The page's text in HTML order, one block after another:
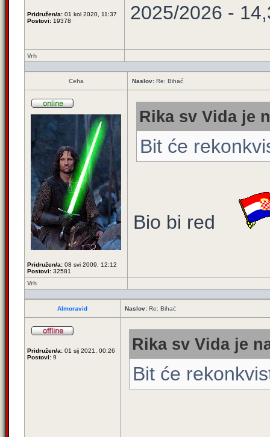
Pridružen/a: 01 kol 2020, 11:37
Postovi: 19378
2025/2026 -
Vrh
Ceha Naslov: Re: Bihać
Pridružen/a: 08 svi 2009, 12:12
Postovi: 32581
Rika sv Vida je
Bit će
Bio bi red
Vrh
Almoravid Naslov: Re: Bihać
Pridružen/a: 01 sij 2021, 00:26
Postovi: 9
Rika sv Vida je
Bit će